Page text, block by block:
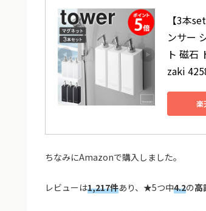
【3本
ンサー
ト 磁石
zaki
楽
ちなみにAmazonで購入しました。
レビューは1,217件あり、★5つ中4.2の高